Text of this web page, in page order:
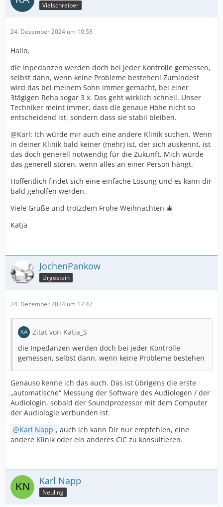
Vielschreiber
24. Dezember 2024 um 10:53
Hallo,
die Inpedanzen werden doch bei jeder Kontrolle gemessen,
selbst dann, wenn keine Probleme bestehen! Zumindest
wird das bei meinem Sohn immer gemacht, bei einer
3tägigen Reha sogar 3 x. Das geht wirklich schnell. Unser
Techniker meint immer, dass die genaue Höhe nicht so
entscheidend ist, sondern dass sie stabil bleiben.
@Karl: Ich würde mir auch eine andere Klinik suchen. Wenn
in deiner Klinik bald keiner (mehr) ist, der sich auskennt, ist
das doch generell notwendig für die Zukunft. Mich würde
das generell stören, wenn alles an einer Person hängt.
Hoffentlich findet sich eine einfache Lösung und es kann dir
bald geholfen werden.
Viele Grüße und trotzdem Frohe Weihnachten 🎄
Katja
JochenPankow
Urgestein
24. Dezember 2024 um 17:47
Zitat von Katja_S
die Inpedanzen werden doch bei jeder Kontrolle
gemessen, selbst dann, wenn keine Probleme bestehen
Genauso kenne ich das auch. Das ist übrigens die erste
„automatische“ Messung der Software des Audiologen / der
Audiologin, sobald der Soundprozessor mit dem Computer
der Audiologie verbunden ist.
Karl Napp , auch ich kann Dir nur empfehlen, eine
andere Klinik oder ein anderes CIC zu konsultieren.
Karl Napp
Neuling